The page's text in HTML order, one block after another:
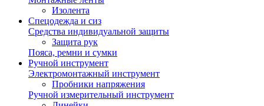
Изолента
Спецодежда и сиз
Средства индивидуальной защиты
Защита рук
Пояса, ремни и сумки
Ручной инструмент
Электромонтажный инструмент
Пробники напряжения
Ручной измерительный инструмент